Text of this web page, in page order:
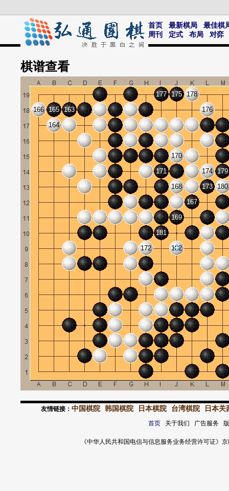
首页 最新棋局
最佳棋
周刊
定式 布局 对弈
棋谱查看
163
164
165
166
167
168
169
170
171
172
173
174
175
176
177 178
179
180
181
182
友情链接： 中国棋院 韩国棋院 日本棋院 台湾棋院 日本关
首页关于我们 广告服务
《中华人民共和国电信与信息服务业务经营许可证